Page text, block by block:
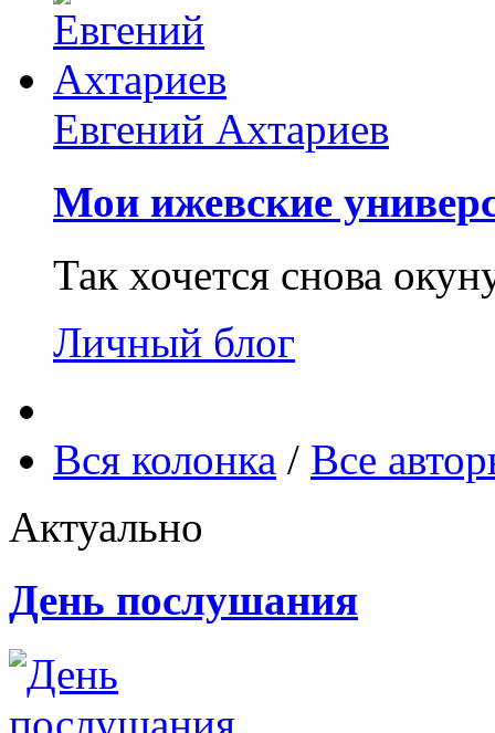
Евгений Ахтариев
Мои ижевские
Так хочется снова
Личный блог
Вся колонка / Все
Актуально
День послушания